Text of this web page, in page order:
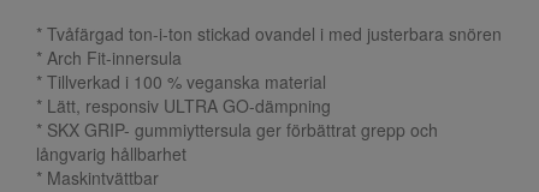
* Tvåfärgad ton-i-ton stickad ovandel i med justerbara snören
* Arch Fit-innersula
* Tillverkad i 100 % veganska material
* Lätt, responsiv ULTRA GO-dämpning
* SKX GRIP- gummiyttersula ger förbättrat grepp och
långvarig hållbarhet
* Maskintvättbar